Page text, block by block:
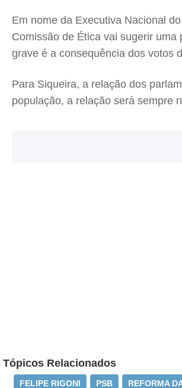
Em nome da Executiva Nacional
Comissão de Ética vai sugerir
grave é a consequência dos votos
Para Siqueira, a relação dos
população, a relação será sempre
Tópicos Relacionados
FELIPE RIGONI PSB REFORMA